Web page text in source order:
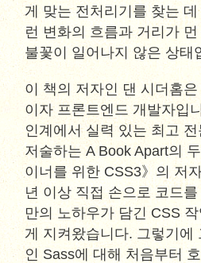
게 맞는 전처리기를 찾는 데
런 변화의 흐름과 거리가
불꽃이 일어나지 않은 상태
이 책의 저자인 댄 시더홈
이자 프론트엔드 개발자입
인계에서 실력 있는 최고
저술하는 A Book Apart의
이너를 위한 CSS3》의 저
년 이상 직접 손으로 코드
만의 노하우가 담긴 CSS
게 지켜왔습니다. 그렇기에
인 Sass에 대해 처음부터